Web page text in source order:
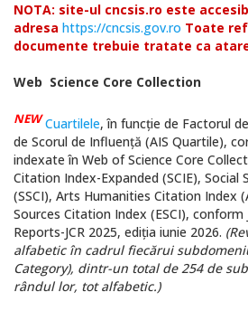
NOTA: site-ul cncsis.ro este
adresa https://cncsis.gov.ro Toate
documente trebuie tratate ca
Web Science Core Collection
NEW Cuartilele, în funcție de Factorul
de Scorul de Influență (AIS Quartile),
indexate în Web of Science Core
Citation Index-Expanded (SCIE), Social
(SSCI), Arts Humanities Citation Index
Sources Citation Index (ESCI), conform
Reports-JCR 2025, ediția iunie 2026.
alfabetic în cadrul fiecărui
Category), dintr-un total de 254 de
rândul lor, tot alfabetic.)